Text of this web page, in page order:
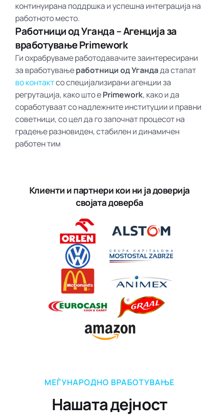
континуирана поддршка и успешна интеграција на
работното место.
Работници од Уганда – Агенција за
вработување Primework
Ги охрабруваме работодавачите заинтересирани
за вработувањеработници од Угандада стапат
во контактсо специјализирани агенции за
регрутација, како што еPrimework, како и да
соработуваат со надлежните институции и правни
советници, со цел да го започнат процесот на
градење разновиден, стабилен и динамичен
работен тим
Клиенти и партнери кои ни ја доверија
својата доверба
МЕЃУНАРОДНО ВРАБОТУВАЊЕ
Нашата дејност